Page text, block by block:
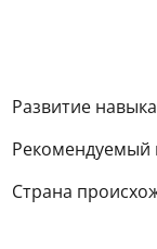
Развитие навыка
Рекомендуемый
Страна